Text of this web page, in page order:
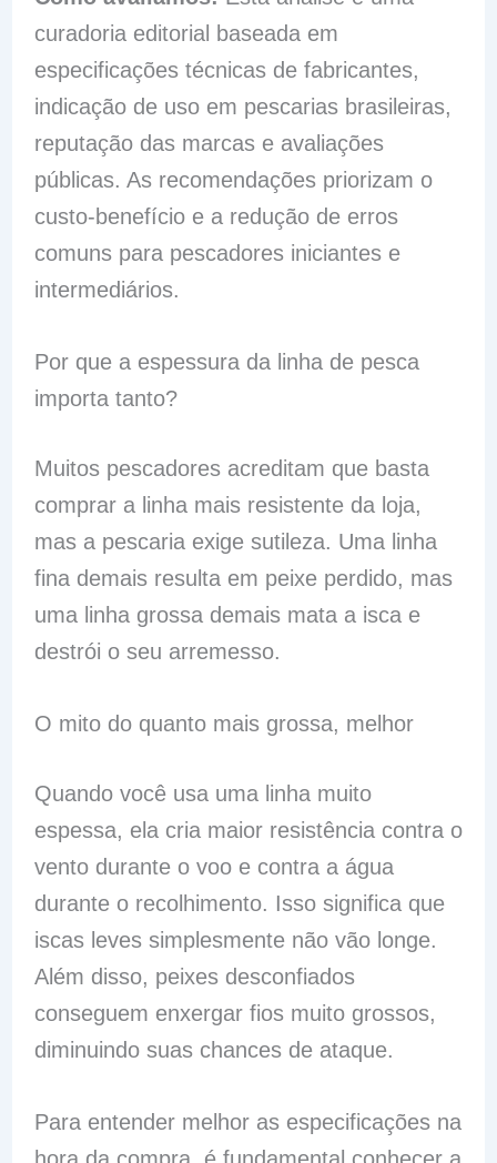
curadoria editorial baseada em
especificações técnicas de fabricantes,
indicação de uso em pescarias brasileiras,
reputação das marcas e avaliações
públicas. As recomendações priorizam o
custo-benefício e a redução de erros
comuns para pescadores iniciantes e
intermediários.
Por que a espessura da linha de pesca
importa tanto?
Muitos pescadores acreditam que basta
comprar a linha mais resistente da loja,
mas a pescaria exige sutileza. Uma linha
fina demais resulta em peixe perdido, mas
uma linha grossa demais mata a isca e
destrói o seu arremesso.
O mito do quanto mais grossa, melhor
Quando você usa uma linha muito
espessa, ela cria maior resistência contra o
vento durante o voo e contra a água
durante o recolhimento. Isso significa que
iscas leves simplesmente não vão longe.
Além disso, peixes desconfiados
conseguem enxergar fios muito grossos,
diminuindo suas chances de ataque.
Para entender melhor as especificações na